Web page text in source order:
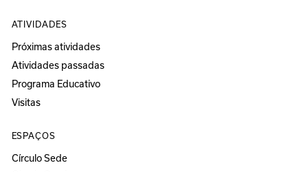
ATIVIDADES
Próximas atividades
Atividades passadas
Programa Educativo
Visitas
ESPAÇOS
Círculo Sede